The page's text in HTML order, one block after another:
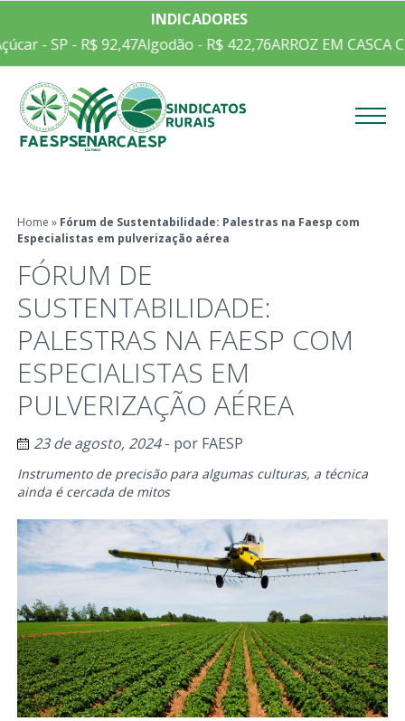
INDICADORES
- SP - R$ 92,47Algodão - R$ 422,76ARROZ EM CASCA
Home » Fórum de Sustentabilidade: Palestras na Faesp com
Especialistas em pulverização aérea
FÓRUM DE
SUSTENTABILIDADE:
PALESTRAS NA FAESP COM
ESPECIALISTAS EM
PULVERIZAÇÃO AÉREA
23 de agosto, 2024- por FAESP
Instrumento de precisão para algumas culturas, a técnica
ainda é cercada de mitos